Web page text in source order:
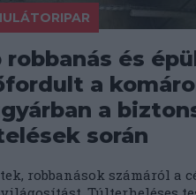
robbanás és
a
a
során
robbanások számáról a